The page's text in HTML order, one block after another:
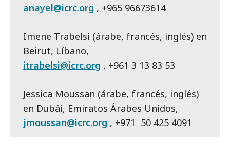
anayel@icrc.org , +965 96673614
Imene Trabelsi (árabe, francés, inglés) en
Beirut, Líbano,
itrabelsi@icrc.org , +961 3 13 83 53
Jessica Moussan (árabe, francés, inglés)
en Dubái, Emiratos Árabes Unidos,
jmoussan@icrc.org , +971 50 425 4091